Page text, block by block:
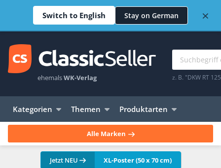
Switch to English Stay on German ×
ehemalsWK-Verlag z. B. "DKW RT
Kategorien Themen Produktarten
Alle Marken
Jetzt NEU XL-Poster (50 x 70 cm)